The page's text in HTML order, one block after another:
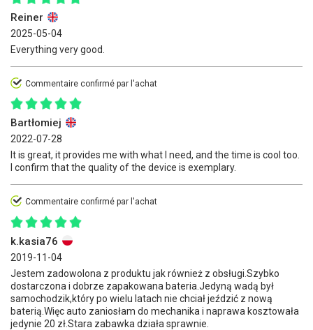
Reiner
2025-05-04
Everything very good.
Commentaire confirmé par l'achat
Bartłomiej
2022-07-28
It is great, it provides me with what I need, and the time is cool too.
I confirm that the quality of the device is exemplary.
Commentaire confirmé par l'achat
k.kasia76
2019-11-04
Jestem zadowolona z produktu jak również z obsługi.Szybko
dostarczona i dobrze zapakowana bateria.Jedyną wadą był
samochodzik,który po wielu latach nie chciał jeździć z nową
baterią.Więc auto zaniosłam do mechanika i naprawa kosztowała
jedynie 20 zł.Stara zabawka działa sprawnie.